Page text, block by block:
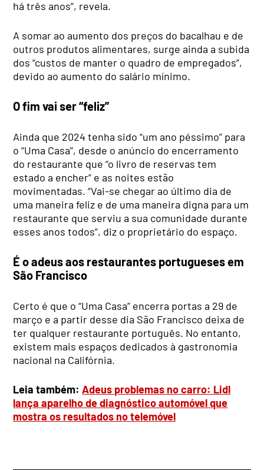
há três anos”, revela.
A somar ao aumento dos preços do bacalhau e de
outros produtos alimentares, surge ainda a subida
dos “custos de manter o quadro de empregados”,
devido ao aumento do salário mínimo.
O fim vai ser “feliz”
Ainda que 2024 tenha sido “um ano péssimo” para
o “Uma Casa”, desde o anúncio do encerramento
do restaurante que “o livro de reservas tem
estado a encher” e as noites estão
movimentadas. “Vai-se chegar ao último dia de
uma maneira feliz e de uma maneira digna para um
restaurante que serviu a sua comunidade durante
esses anos todos”, diz o proprietário do espaço.
É o adeus aos restaurantes portugueses em
São Francisco
Certo é que o “Uma Casa” encerra portas a 29 de
março e a partir desse dia São Francisco deixa de
ter qualquer restaurante português. No entanto,
existem mais espaços dedicados à gastronomia
nacional na Califórnia.
Leia também:Adeus problemas no carro: Lidl
lança aparelho de diagnóstico automóvel que
mostra os resultados no telemóvel